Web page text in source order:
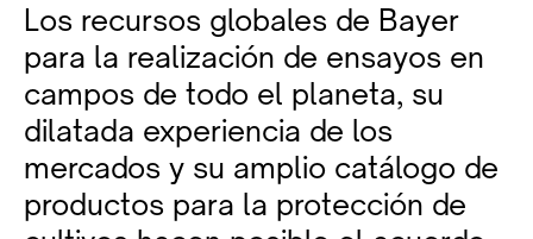
Los recursos globales de Bayer
para la realización de ensayos en
campos de todo el planeta, su
dilatada experiencia de los
mercados y su amplio catálogo de
productos para la protección de